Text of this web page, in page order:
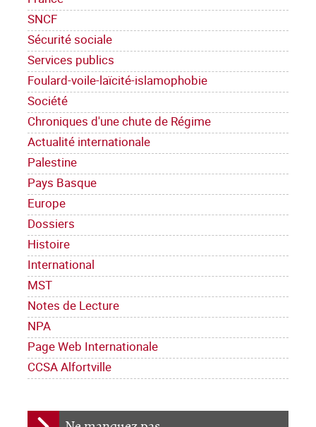
SNCF
Sécurité sociale
Services publics
Foulard-voile-laïcité-islamophobie
Société
Chroniques d'une chute de Régime
Actualité internationale
Palestine
Pays Basque
Europe
Dossiers
Histoire
International
MST
Notes de Lecture
NPA
Page Web Internationale
CCSA Alfortville